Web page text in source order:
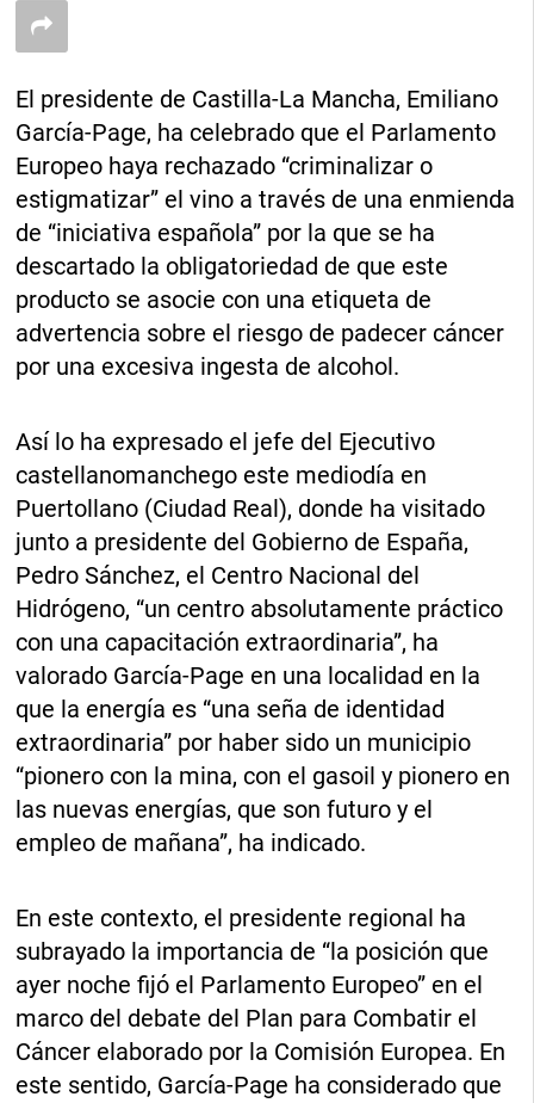
El presidente de Castilla-La Mancha, Emiliano
García-Page, ha celebrado que el Parlamento
Europeo haya rechazado “criminalizar o
estigmatizar” el vino a través de una enmienda
de “iniciativa española” por la que se ha
descartado la obligatoriedad de que este
producto se asocie con una etiqueta de
advertencia sobre el riesgo de padecer cáncer
por una excesiva ingesta de alcohol.
Así lo ha expresado el jefe del Ejecutivo
castellanomanchego este mediodía en
Puertollano (Ciudad Real), donde ha visitado
junto a presidente del Gobierno de España,
Pedro Sánchez, el Centro Nacional del
Hidrógeno, “un centro absolutamente práctico
con una capacitación extraordinaria”, ha
valorado García-Page en una localidad en la
que la energía es “una seña de identidad
extraordinaria” por haber sido un municipio
“pionero con la mina, con el gasoil y pionero en
las nuevas energías, que son futuro y el
empleo de mañana”, ha indicado.
En este contexto, el presidente regional ha
subrayado la importancia de “la posición que
ayer noche fijó el Parlamento Europeo” en el
marco del debate del Plan para Combatir el
Cáncer elaborado por la Comisión Europea. En
este sentido, García-Page ha considerado que